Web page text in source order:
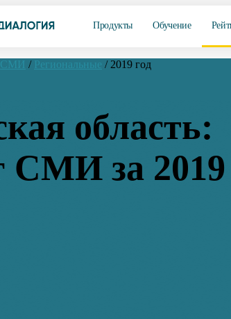
Продукты Обучение
СМИ / Региональные / 2019 год
область:
СМИ за 2019